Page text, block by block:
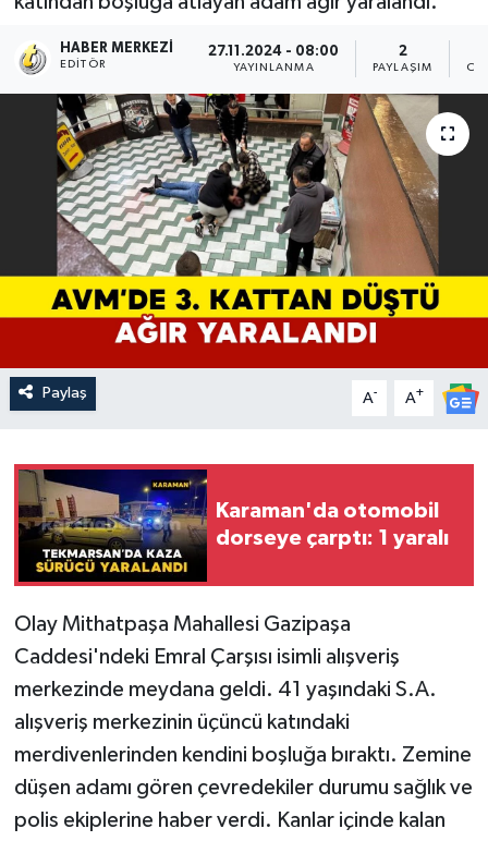
HABER MERKEZI
EDITÖR
27.11.2024 - 08:00
YAYINLANMA
2
PAYLAŞIM
Paylaş A- A+
Karaman'da otomobil
dorseye çarptı: 1 yaralı
Olay Mithatpaşa Mahallesi Gazipaşa
Caddesi'ndeki Emral Çarşısı isimli alışveriş
merkezinde meydana geldi. 41 yaşındaki S.A.
alışveriş merkezinin üçüncü katındaki
merdivenlerinden kendini boşluğa bıraktı. Zemine
düşen adamı gören çevredekiler durumu sağlık ve
polis ekiplerine haber verdi. Kanlar içinde kalan